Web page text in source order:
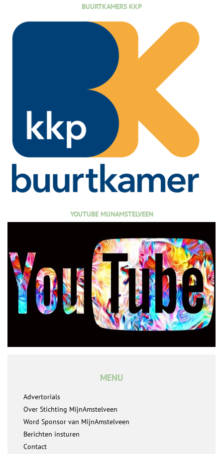
BUURTKAMERS KKP
YOUTUBE MIJNAMSTELVEEN
MENU
Advertorials
Over Stichting MijnAmstelveen
Word Sponsor van MijnAmstelveen
Berichten insturen
Contact